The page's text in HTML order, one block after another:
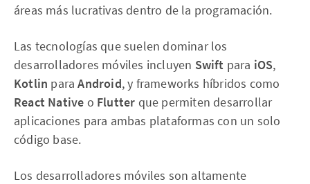
áreas más lucrativas dentro de la programación.
Las tecnologías que suelen dominar los
desarrolladores móviles incluyen Swift para iOS,
Kotlin paraAndroid, y frameworks híbridos como
React Native o Flutter que permiten desarrollar
aplicaciones para ambas plataformas con un solo
código base.
Los desarrolladores móviles son altamente